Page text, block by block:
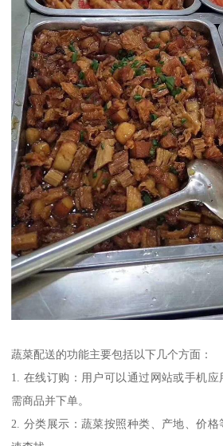
蔬菜配送的功能主要包括以下几个方面：
1. 在线订购：用户可以通过网站或手机
需商品并下单。
2. 分类展示：蔬菜按照种类、产地、价